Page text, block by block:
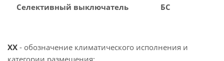
Селективный выключатель БС
XX - обозначение климатического исполнения и
категории размещения: